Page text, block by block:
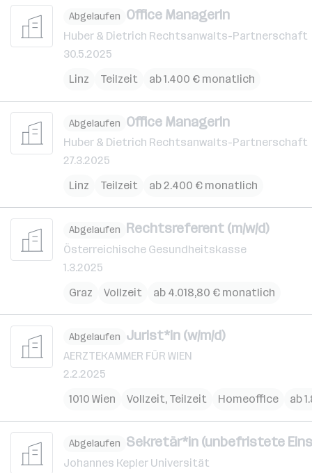
Abgelaufen Office ManagerIn
Huber & Dietrich Rechtsanwalts-Partnerschaft
30.5.2025
Linz
Teilzeit ab 1.400 € monatlich
Abgelaufen Office ManagerIn
Huber & Dietrich Rechtsanwalts-Partnerschaft
27.3.2025
Linz
Teilzeit ab 2.400 € monatlich
Abgelaufen Rechtsreferent (m/w/d)
Österreichische Gesundheitskasse
1.3.2025
Graz
Vollzeit ab 4.018,80 € monatlich
Abgelaufen Jurist*in (w/m/d)
AERZTEKAMMER FÜR WIEN
2.2.2025
1010 Wien
Vollzeit, Teilzeit Homeoffice ab
Abgelaufen Sekretär*in (unbefristete
Johannes Kepler Universität